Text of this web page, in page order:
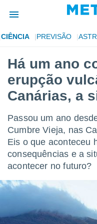
da
foi
para
fornecidas
a este
das
forma
CIÊNCIA PREVISÃO
Há um ano
erupção
Canárias, a
Passou um ano
Cumbre Vieja, nas
Eis o que aconteceu
consequências e a
acontecer no futuro?